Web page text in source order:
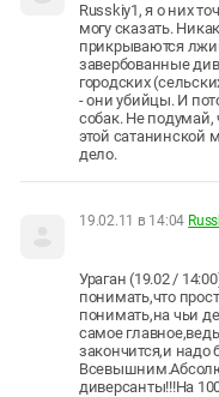
Russkiy1, я о них
могу сказать.
прикрываются
завербованные
городских
- они убийцы. И
собак. Не подумай,
этой сатанинской
дело.
19.02.11 в 14:04
Ураган (19.02 /
понимать,что
понимать,на чьи
самое
закончится,и надо
диверсанты!!!На